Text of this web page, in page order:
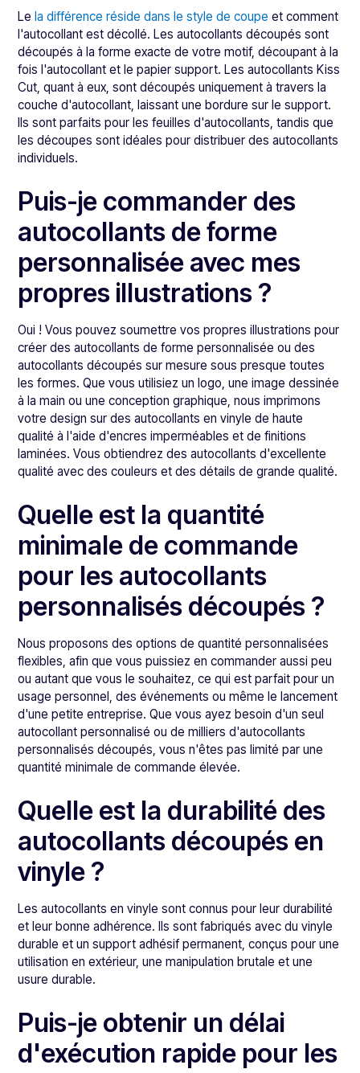
Lela différence réside dans le style de coupe et comment
l'autocollant est décollé. Les autocollants découpés sont
découpés à la forme exacte de votre motif, découpant à la
fois l'autocollant et le papier support. Les autocollants Kiss
Cut, quant à eux, sont découpés uniquement à travers la
couche d'autocollant, laissant une bordure sur le support.
Ils sont parfaits pour les feuilles d'autocollants, tandis que
les découpes sont idéales pour distribuer des autocollants
individuels.
Puis-je commander des
autocollants de forme
personnalisée avec mes
propres illustrations ?
Oui ! Vous pouvez soumettre vos propres illustrations pour
créer des autocollants de forme personnalisée ou des
autocollants découpés sur mesure sous presque toutes
les formes. Que vous utilisiez un logo, une image dessinée
à la main ou une conception graphique, nous imprimons
votre design sur des autocollants en vinyle de haute
qualité à l'aide d'encres imperméables et de finitions
laminées. Vous obtiendrez des autocollants d'excellente
qualité avec des couleurs et des détails de grande qualité.
Quelle est la quantité
minimale de commande
pour les autocollants
personnalisés découpés ?
Nous proposons des options de quantité personnalisées
flexibles, afin que vous puissiez en commander aussi peu
ou autant que vous le souhaitez, ce qui est parfait pour un
usage personnel, des événements ou même le lancement
d'une petite entreprise. Que vous ayez besoin d'un seul
autocollant personnalisé ou de milliers d'autocollants
personnalisés découpés, vous n'êtes pas limité par une
quantité minimale de commande élevée.
Quelle est la durabilité des
autocollants découpés en
vinyle ?
Les autocollants en vinyle sont connus pour leur durabilité
et leur bonne adhérence. Ils sont fabriqués avec du vinyle
durable et un support adhésif permanent, conçus pour une
utilisation en extérieur, une manipulation brutale et une
usure durable.
Puis-je obtenir un délai
d'exécution rapide pour les